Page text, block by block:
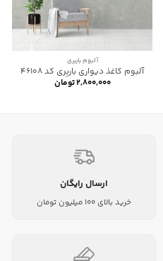
آلبوم باربری
آلبوم کاغذ دیواری باربِری کد 46108
۲,۸۰۰,۰۰۰تومان
ارسال رایگان
خرید بالای 100 میلیون تومان